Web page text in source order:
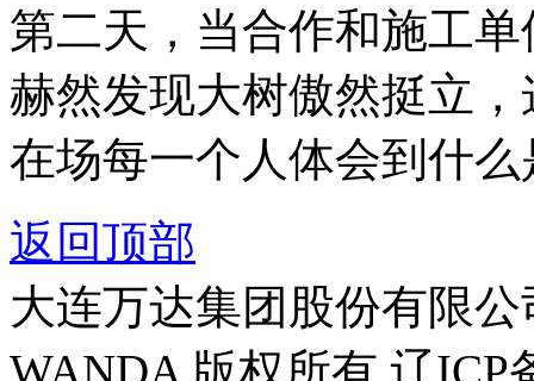
第二天，当合作和施工
赫然发现大树傲然挺立
在场每一个人体会到什么
返回顶部
大连万达集团股份有限